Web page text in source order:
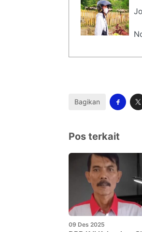
Bagikan
Pos terkait
09 Des 2025